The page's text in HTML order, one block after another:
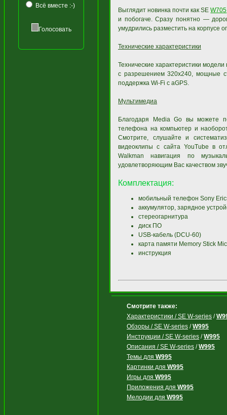
Всё вместе :-)
Голосовать
Выглядит новинка почти как SEW705
и побогаче. Сразу понятно —
умудрились разместить на корпусе
Технические характеристики
Технические характеристики
с разрешением 320х240, мощные
поддержка Wi-Fi с aGPS.
Мультимедиа
Благодаря Media Go вы можете
телефона на компьютер и
Смотрите, слушайте и
видеоклипы с сайта YouTube в
Walkman навигация по
удовлетворяющим Вас качеством
Комплектация:
мобильный телефон Sony
аккумулятор, зарядное
стереогарнитура
диск ПО
USB-кабель (DCU-60)
карта памяти Memory Stick
инструкция
Смотрите также:
Характеристики / SE W-series /
Обзоры / SE W-series /W995
Инструкции / SE W-series /W995
Описания / SE W-series /W995
Темы для W995
Картинки для W995
Игры для W995
Приложения для W995
Мелодии для W995